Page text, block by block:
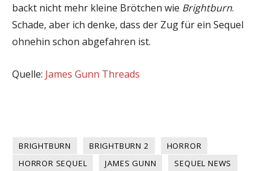
backt nicht mehr kleine Brötchen wie Brightburn.
Schade, aber ich denke, dass der Zug für ein Sequel
ohnehin schon abgefahren ist.
Quelle: James Gunn Threads
BRIGHTBURN BRIGHTBURN 2
HORROR
HORROR SEQUEL
JAMES GUNN SEQUEL NEWS